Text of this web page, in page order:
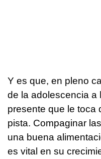
Y es que, en pleno
de la adolescencia a
presente que le toca
pista. Compaginar
una buena
es vital en su